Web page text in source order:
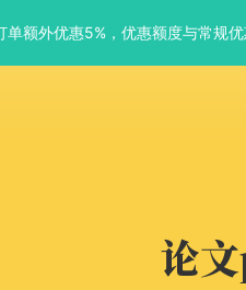
论
额外优惠5%，优惠额度与常规